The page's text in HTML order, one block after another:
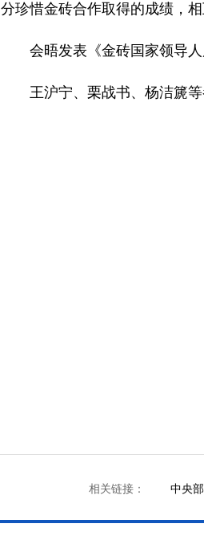
分珍惜金砖合作取得的成绩，
会晤发表《金砖国家领导人
王沪宁、栗战书、杨洁篪等
相关链接： 中央